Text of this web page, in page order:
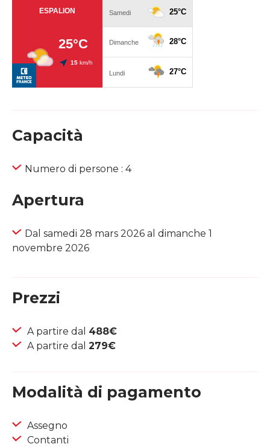
Capacità
Numero di persone : 4
Apertura
Dal samedi 28 mars 2026 al dimanche 1
novembre 2026
Prezzi
A partire dal 488€
A partire dal 279€
Modalità di pagamento
Assegno
Contanti